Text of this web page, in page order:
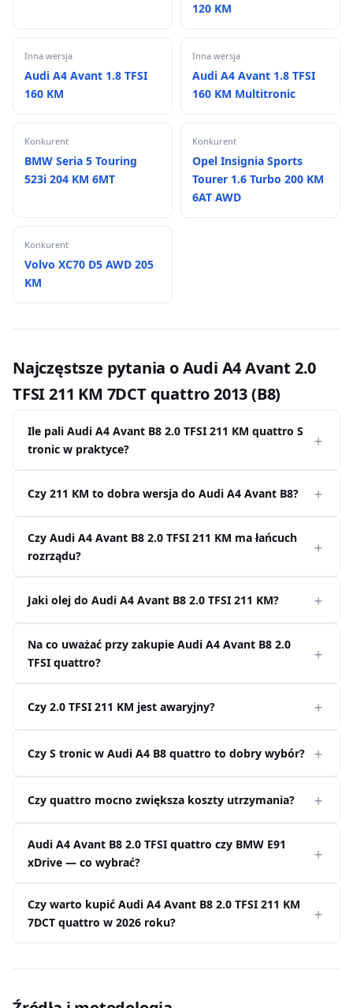
120 KM
Inna wersja
Audi A4 Avant 1.8 TFSI
160 KM
Inna wersja
Audi A4 Avant 1.8 TFSI
160 KM Multitronic
Konkurent
BMW Seria 5 Touring
523i 204 KM 6MT
Konkurent
Opel Insignia Sports
Tourer 1.6 Turbo 200 KM
6AT AWD
Konkurent
Volvo XC70 D5 AWD 205
KM
Najczęstsze pytania o Audi A4 Avant 2.0
TFSI 211 KM 7DCT quattro 2013 (B8)
Ile pali Audi A4 Avant B8 2.0 TFSI 211 KM quattro S
tronic w praktyce?
Czy 211 KM to dobra wersja do Audi A4 Avant B8?
Czy Audi A4 Avant B8 2.0 TFSI 211 KM ma łańcuch
rozrządu?
Jaki olej do Audi A4 Avant B8 2.0 TFSI 211 KM?
Na co uważać przy zakupie Audi A4 Avant B8 2.0
TFSI quattro?
Czy 2.0 TFSI 211 KM jest awaryjny?
Czy S tronic w Audi A4 B8 quattro to dobry wybór?
Czy quattro mocno zwiększa koszty utrzymania?
Audi A4 Avant B8 2.0 TFSI quattro czy BMW E91
xDrive — co wybrać?
Czy warto kupić Audi A4 Avant B8 2.0 TFSI 211 KM
7DCT quattro w 2026 roku?